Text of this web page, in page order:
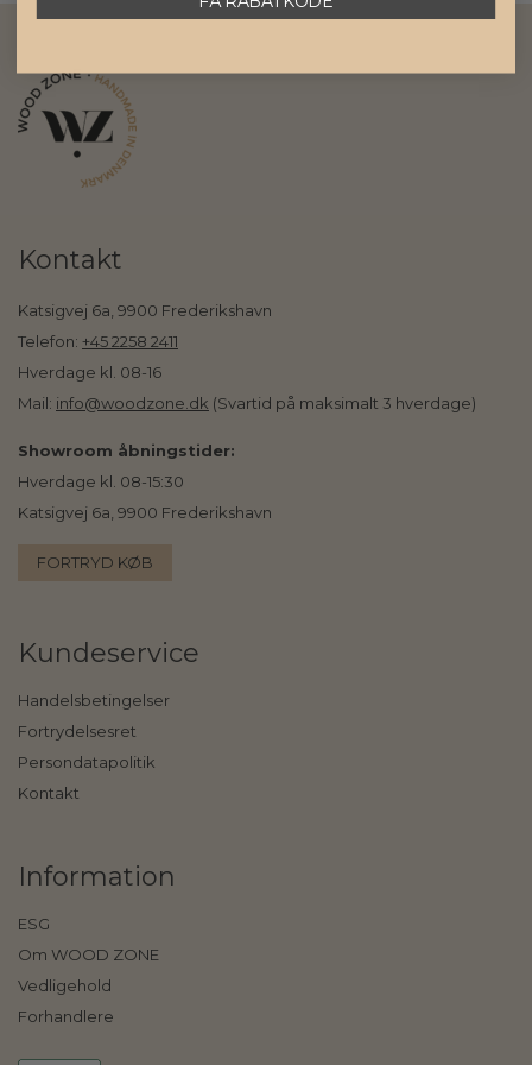
Kontakt
Katsigvej 6a, 9900 Frederikshavn
Telefon: +45 2258 2411
Hverdage kl. 08-16
Mail: info@woodzone.dk (Svartid på maksimalt 3 hverdage)
Showroom åbningstider:
Hverdage kl. 08-15:30
Katsigvej 6a, 9900 Frederikshavn
FORTRYD KØB
Kundeservice
Handelsbetingelser
Fortrydelsesret
Persondatapolitik
Kontakt
Information
ESG
Om WOOD ZONE
Vedligehold
Forhandlere